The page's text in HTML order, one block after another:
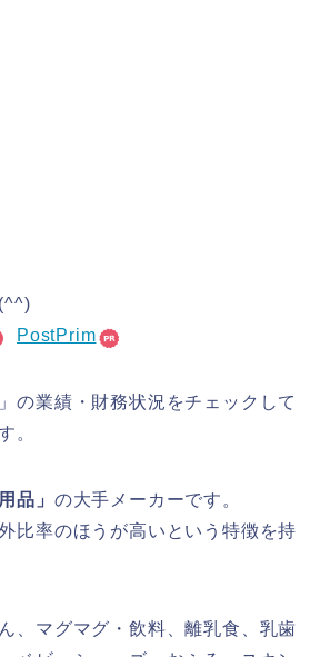
PostPrim
の業績・財務状況をチェックして
。
品」 の大手メーカーです。
比率のほうが高いという特徴を持
、マグマグ・飲料、離乳食、乳歯